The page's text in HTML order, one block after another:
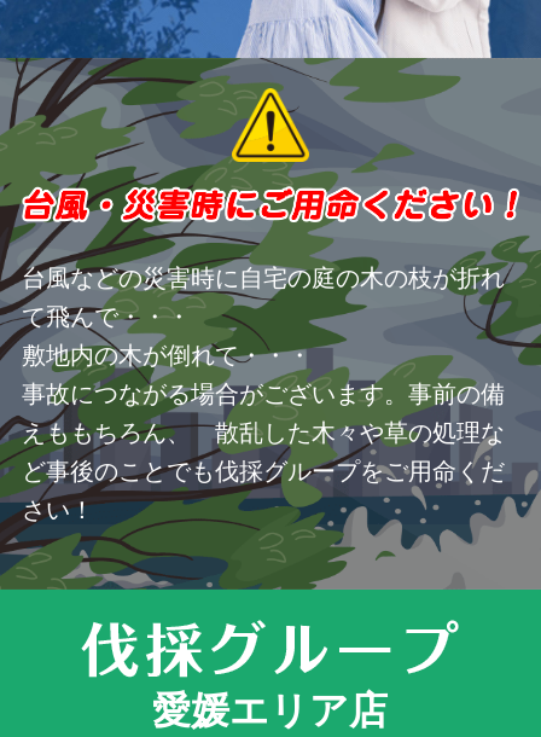
台風などの災害時に自宅の庭の木の枝が折れ
て飛んで・・・
敷地内の木が倒れて・・・
事故につながる場合がございます。事前の備
えももちろん、 散乱した木々や草の処理な
ど事後のことでも伐採グループをご用命くだ
さい！
愛媛エリア店